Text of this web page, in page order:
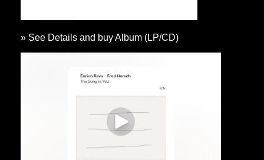
» See Details and buy Album (LP/CD)